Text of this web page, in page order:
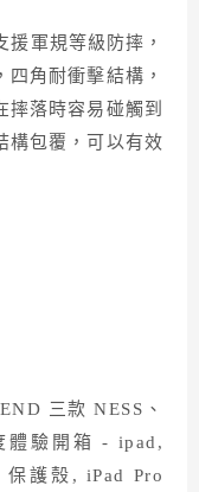
軍規等級防摔，
角耐衝擊結構，
落時容易碰觸到
構包覆，可以有效